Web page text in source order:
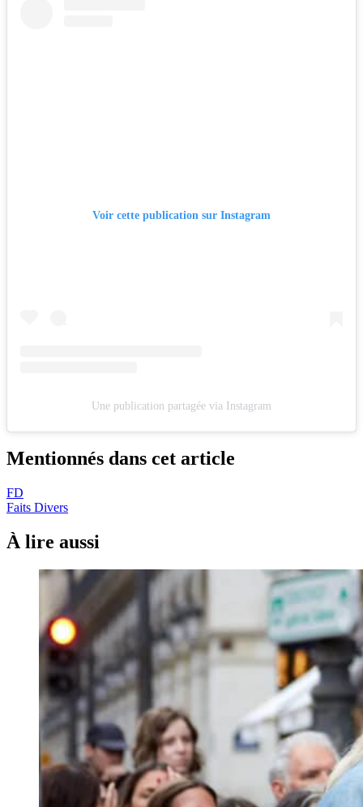
Voir cette publication sur Instagram
Une publication partagée via Instagram
Mentionnés dans cet article
FD
Faits Divers
À lire aussi